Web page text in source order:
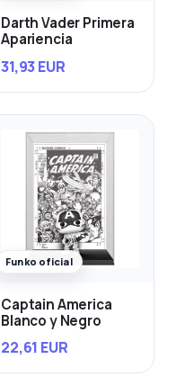
Darth Vader Primera
Apariencia
31,93 EUR
Funko oficial
Captain America
Blanco y Negro
22,61 EUR